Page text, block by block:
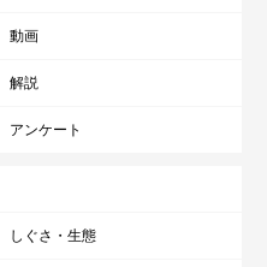
動画
解説
アンケート
しぐさ・生態